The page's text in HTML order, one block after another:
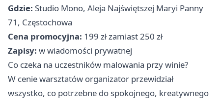
Gdzie: Studio Mono, Aleja Najświętszej Maryi Panny
71, Częstochowa
Cena promocyjna: 199 zł zamiast 250 zł
Zapisy: w wiadomości prywatnej
Co czeka na uczestników malowania przy winie?
W cenie warsztatów organizator przewidział
wszystko, co potrzebne do spokojnego, kreatywnego